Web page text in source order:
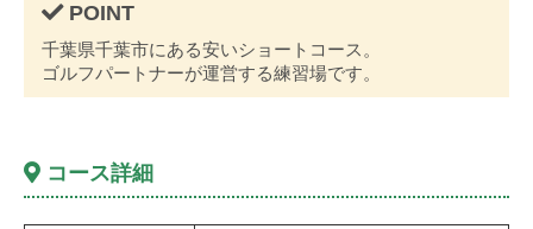
千葉県千葉市にある安いショートコース。
ゴルフパートナーが運営する練習場です。
コース詳細